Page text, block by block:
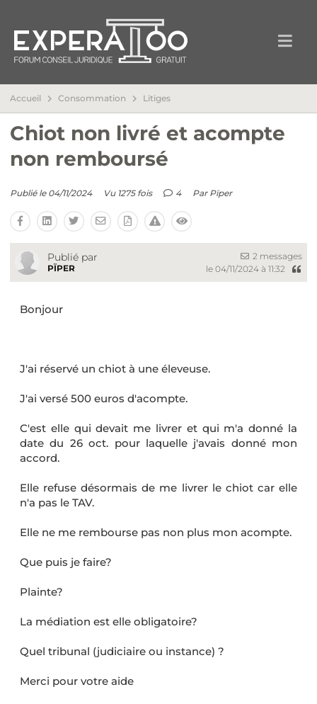
Accueil Consommation Litiges
Chiot non livré et acompte
non remboursé
Publié le 04/11/2024 Vu 1275 fois 4 Par Pïper
Publié par
PÏPER
2 messages
le 04/11/2024 à 11:32
Bonjour
J'ai réservé un chiot à une éleveuse.
J'ai versé 500 euros d'acompte.
C'est elle qui devait me livrer et qui m'a donné la
date du 26 oct. pour laquelle j'avais donné mon
accord.
Elle refuse désormais de me livrer le chiot car elle
n'a pas le TAV.
Elle ne me rembourse pas non plus mon acompte.
Que puis je faire?
Plainte?
La médiation est elle obligatoire?
Quel tribunal (judiciaire ou instance) ?
Merci pour votre aide